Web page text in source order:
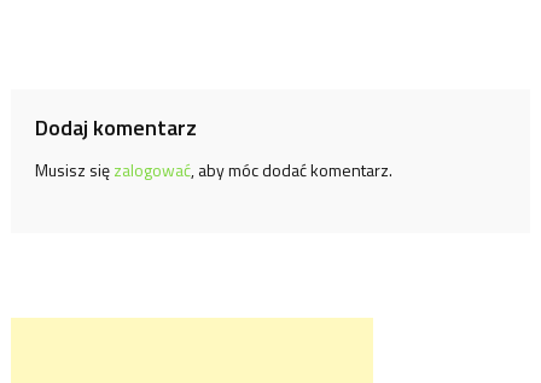
Dodaj komentarz
Musisz sięzalogować, aby móc dodać komentarz.